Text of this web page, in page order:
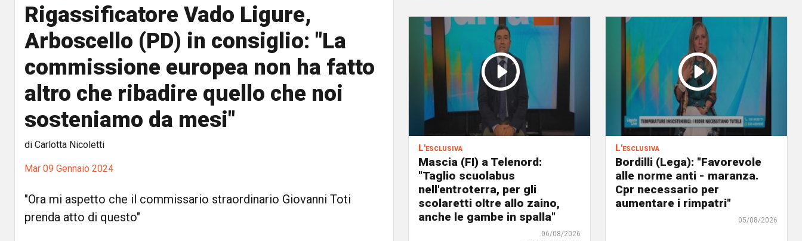
Rigassificatore Vado Ligure,
Arboscello (PD) in consiglio: "La
commissione europea non ha fatto
altro che ribadire quello che noi
sosteniamo da mesi"
di Carlotta Nicoletti
Mar 09 Gennaio 2024
"Ora mi aspetto che il commissario straordinario Giovanni Toti
prenda atto di questo"
L'esclusiva
Mascia (FI) a Telenord:
"Taglio scuolabus
nell'entroterra, per gli
scolaretti oltre allo zaino,
anche le gambe in spalla"
06/08/2026
L'esclusiva
Bordilli (Lega): "Favorevole
alle norme anti - maranza.
Cpr necessario per
aumentare i rimpatri"
05/08/2026